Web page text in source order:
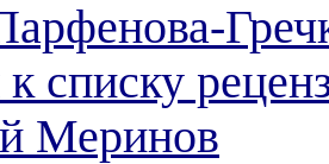
списку
Меринов